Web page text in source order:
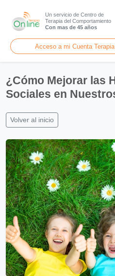
Un servicio de Centro de
Terapia del Comportamiento
Con mas de 45 años
Acceso a mi Cuenta Terapia
¿Cómo Mejorar las
Sociales en
Volver al inicio